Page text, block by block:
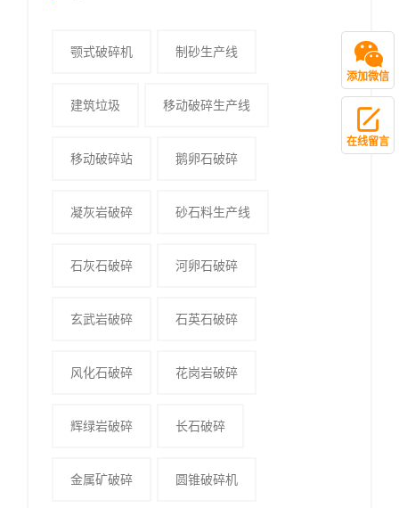
颚式破碎机 制砂生产线
建筑垃圾 移动破碎生产线
移动破碎站 鹅卵石破碎
凝灰岩破碎 砂石料生产线
石灰石破碎 河卵石破碎
玄武岩破碎 石英石破碎
风化石破碎 花岗岩破碎
辉绿岩破碎 长石破碎
金属矿破碎 圆锥破碎机
添加微信
在线留言